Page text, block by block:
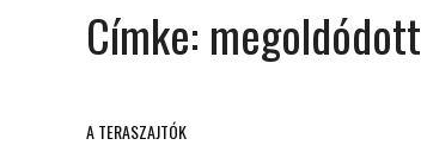
Címke: megoldódott
A TERASZAJTÓK